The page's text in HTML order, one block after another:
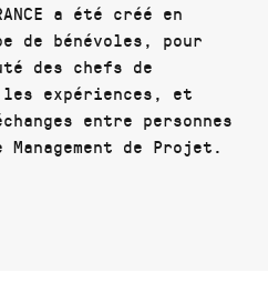
a été créé en
de bénévoles, pour
des chefs de
expériences, et
entre personnes
de Projet.